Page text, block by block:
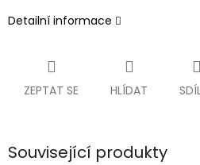
Detailní informace
ZEPTAT SE HLÍDAT
Související produkty